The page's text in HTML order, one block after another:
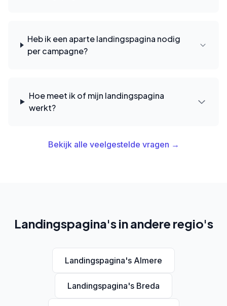
Heb ik een aparte landingspagina nodig
per campagne?
Hoe meet ik of mijn landingspagina
werkt?
Bekijk alle veelgestelde vragen →
Landingspagina's in andere regio's
Landingspagina's Almere
Landingspagina's Breda